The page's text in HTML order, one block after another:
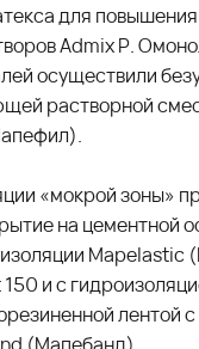
для
Admix P.
осуществили
растворной
.
«мокрой зоны»
на цементной
Mapelastic
150 и с
лентой